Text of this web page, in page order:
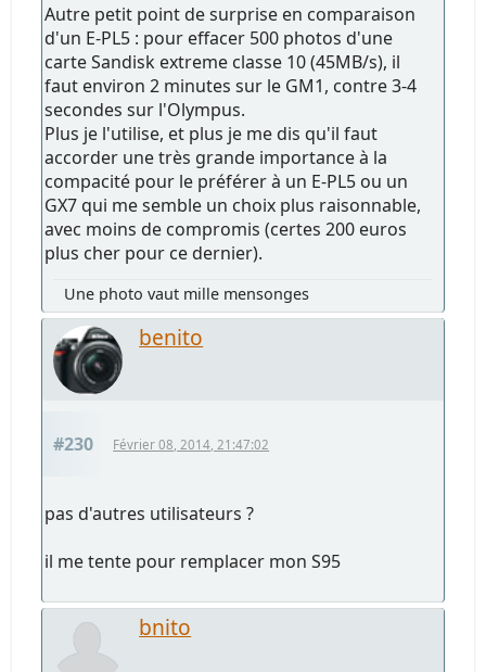
Autre petit point de surprise en comparaison
d'un E-PL5 : pour effacer 500 photos d'une
carte Sandisk extreme classe 10 (45MB/s), il
faut environ 2 minutes sur le GM1, contre 3-4
secondes sur l'Olympus.
Plus je l'utilise, et plus je me dis qu'il faut
accorder une très grande importance à la
compacité pour le préférer à un E-PL5 ou un
GX7 qui me semble un choix plus raisonnable,
avec moins de compromis (certes 200 euros
plus cher pour ce dernier).
Une photo vaut mille mensonges
benito
#230 Février 08, 2014, 21:47:02
pas d'autres utilisateurs ?
il me tente pour remplacer mon S95
bnito